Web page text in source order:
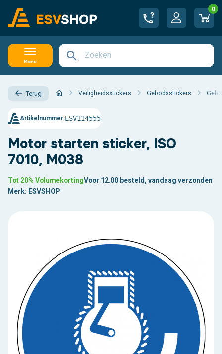
0
Menu
Terug Veiligheidsstickers Gebodsstickers
Motor starten sticker, ISO
7010, M038
Artikelnummer:ESV114555
Tot 20% VolumekortingVoor 12.00 besteld, vandaag verzonden
Merk: ESVSHOP